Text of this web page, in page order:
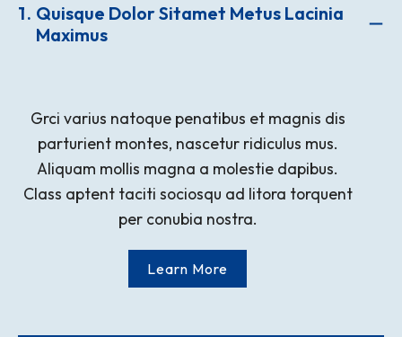
1 Quisque Dolor Sitamet Metus Lacinia
Maximus
Grci varius natoque penatibus et magnis dis
parturient montes, nascetur ridiculus mus.
Aliquam mollis magna a molestie dapibus.
Class aptent taciti sociosqu ad litora torquent
per conubia nostra.
Learn More